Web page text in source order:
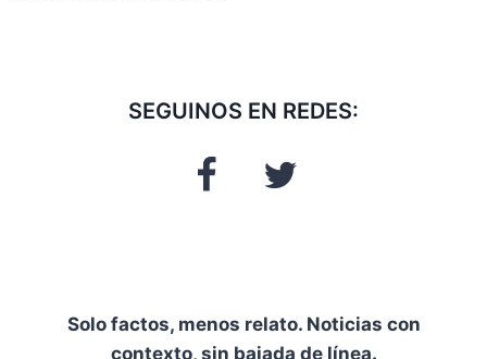
SEGUINOS EN REDES:
Solo factos, menos relato. Noticias con
contexto, sin bajada de línea.